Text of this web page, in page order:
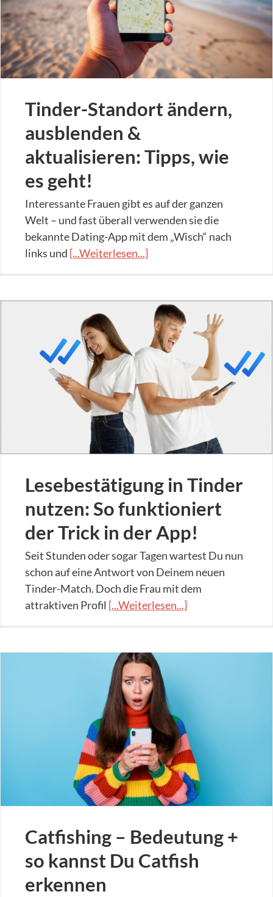
Tinder-Standort ändern,
ausblenden &
aktualisieren: Tipps, wie
es geht!
Interessante Frauen gibt es auf der ganzen
Welt – und fast überall verwenden sie die
bekannte Dating-App mit dem „Wisch“ nach
links und [...Weiterlesen...]
Lesebestätigung in Tinder
nutzen: So funktioniert
der Trick in der App!
Seit Stunden oder sogar Tagen wartest Du nun
schon auf eine Antwort von Deinem neuen
Tinder-Match. Doch die Frau mit dem
attraktiven Profil [...Weiterlesen...]
Catfishing – Bedeutung +
so kannst Du Catfish
erkennen